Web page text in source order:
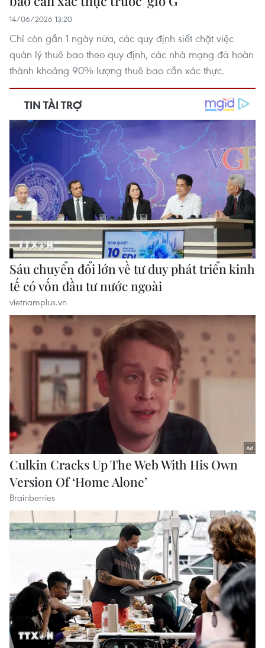
14/06/2026 13:20
Chỉ còn gần 1 ngày nữa, các quy định siết chặt việc
quản lý thuê bao theo quy định, các nhà mạng đã hoàn
thành khoảng 90% lượng thuê bao cần xác thực.